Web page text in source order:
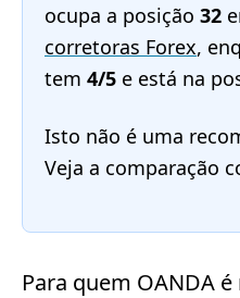
ocupa a posição 32
corretoras Forex,
tem 4/5 e está na
Isto não é uma
Veja a comparação
Para quem OANDA